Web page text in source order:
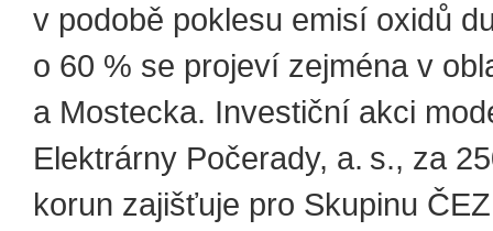
v podobě poklesu emisí oxidů
o 60 % se projeví zejména v
a Mostecka. Investiční akci
Elektrárny Počerady, a. s., za
korun zajišťuje pro Skupinu